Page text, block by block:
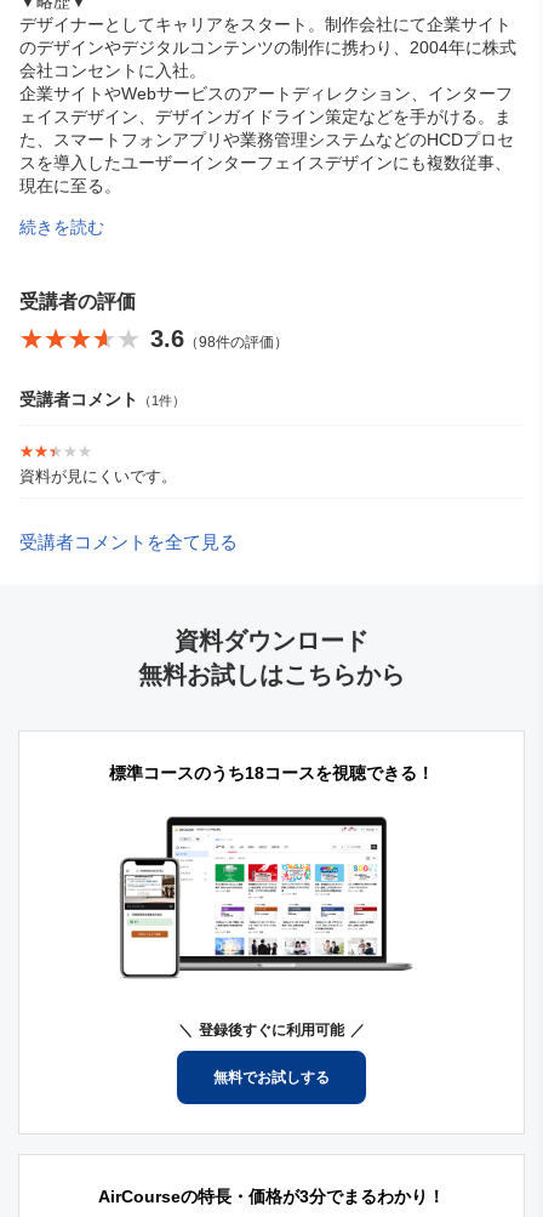
デザイナーとしてキャリアをスタート。制作会社にて企業サイト
のデザインやデジタルコンテンツの制作に携わり、2004年に株式
会社コンセントに入社。
企業サイトやWebサービスのアートディレクション、インターフ
ェイスデザイン、デザインガイドライン策定などを手がける。ま
た、スマートフォンアプリや業務管理システムなどのHCDプロセ
スを導入したユーザーインターフェイスデザインにも複数従事、
現在に至る。
HCD-Net認定 人間中心設計専門家。
続きを読む
受講者の評価
★★★★★
★★★★★ 3.6 （98件の評価）
受講者コメント （1件）
★★★★★
★★★★★
資料が見にくいです。
受講者コメントを全て見る
資料ダウンロード
無料お試しはこちらから
標準コースのうち18コースを視聴できる！
登録後すぐに利用可能
無料でお試しする
AirCourseの特長・価格が3分でまるわかり！